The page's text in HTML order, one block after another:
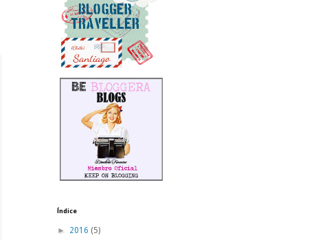
Índice
► 2016 (5)